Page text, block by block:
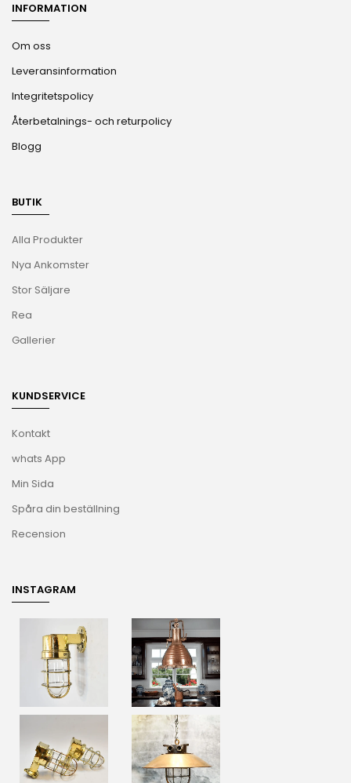
INFORMATION
Om oss
Leveransinformation
Integritetspolicy
Återbetalnings- och returpolicy
Blogg
BUTIK
Alla Produkter
Nya Ankomster
Stor Säljare
Rea
Gallerier
KUNDSERVICE
Kontakt
whats App
Min Sida
Spåra din beställning
Recension
INSTAGRAM